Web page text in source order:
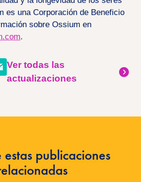
es una Corporación de Beneficio
sobre Ossium en
.
Ver todas las
actualizaciones
estas publicaciones